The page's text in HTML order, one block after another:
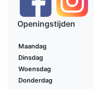
Openingstijden
Maandag
Dinsdag
Woensdag
Donderdag